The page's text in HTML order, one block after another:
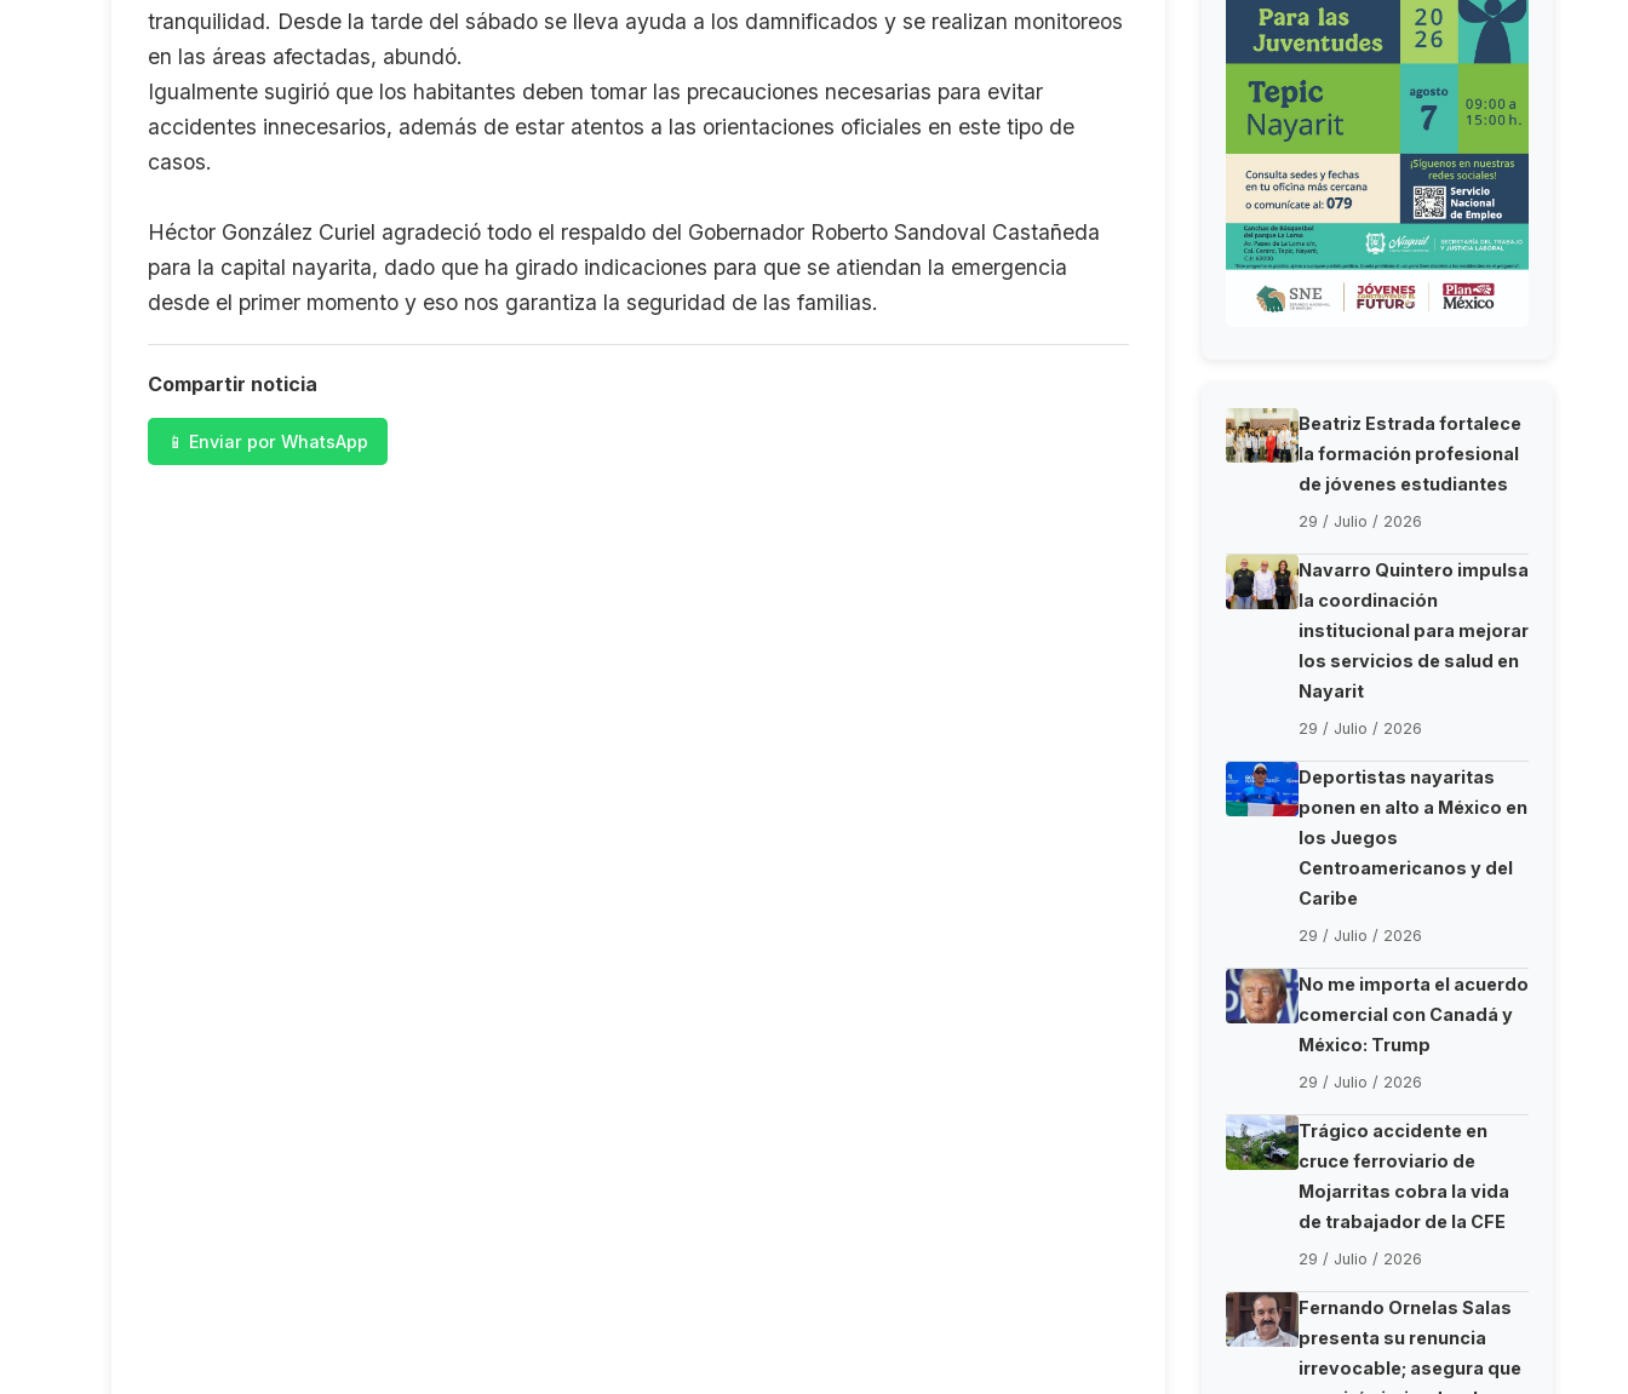
tranquilidad. Desde la tarde del sábado se lleva ayuda a los damnificados y se realizan monitoreos
en las áreas afectadas, abundó.
Igualmente sugirió que los habitantes deben tomar las precauciones necesarias para evitar
accidentes innecesarios, además de estar atentos a las orientaciones oficiales en este tipo de
casos.
Héctor González Curiel agradeció todo el respaldo del Gobernador Roberto Sandoval Castañeda
para la capital nayarita, dado que ha girado indicaciones para que se atiendan la emergencia
desde el primer momento y eso nos garantiza la seguridad de las familias.
Compartir noticia
📱 Enviar por WhatsApp
Beatriz Estrada fortalece
la formación profesional
de jóvenes estudiantes
29 / Julio / 2026
Navarro Quintero impulsa
la coordinación
institucional para mejorar
los servicios de salud en
Nayarit
29 / Julio / 2026
Deportistas nayaritas
ponen en alto a México en
los Juegos
Centroamericanos y del
Caribe
29 / Julio / 2026
No me importa el acuerdo
comercial con Canadá y
México: Trump
29 / Julio / 2026
Trágico accidente en
cruce ferroviario de
Mojarritas cobra la vida
de trabajador de la CFE
29 / Julio / 2026
Fernando Ornelas Salas
presenta su renuncia
irrevocable; asegura que